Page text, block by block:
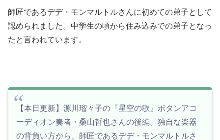
師匠であるデデ・モンマルトルさんに初めての弟子として
認められました。中学生の頃から住み込みでの弟子となっ
たと言われています。
【本日更新】源川瑠々子の『星空の歌』ボタンアコ
ーディオン奏者・桑山哲也さんの後編。独自な楽器
の背負い方から、師匠であるデデ・モンマルトルさ